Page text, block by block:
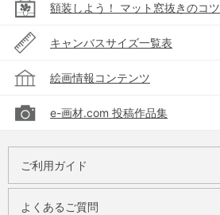
額装しよう！ マット窓抜きのコツ
キャンバスサイズ一覧表
絵画情報コンテンツ
e-画材.com 投稿作品集
ご利用ガイド
よくあるご質問